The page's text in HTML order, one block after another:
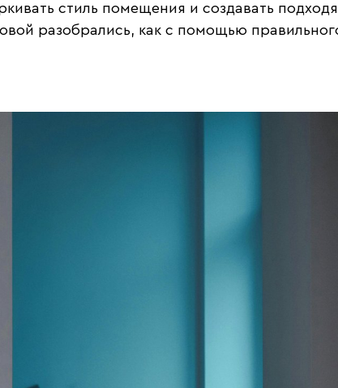
стиль помещения и создавать
разобрались, как с помощью